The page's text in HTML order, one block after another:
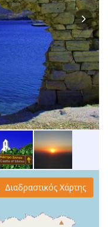
CN
Διαδραστικός Χάρτης